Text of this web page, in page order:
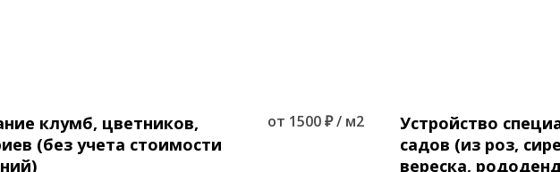
клумб, цветников,
(без учета стоимости
от 1500 ₽ / м2
Устройство
садов (из роз,
вереска,